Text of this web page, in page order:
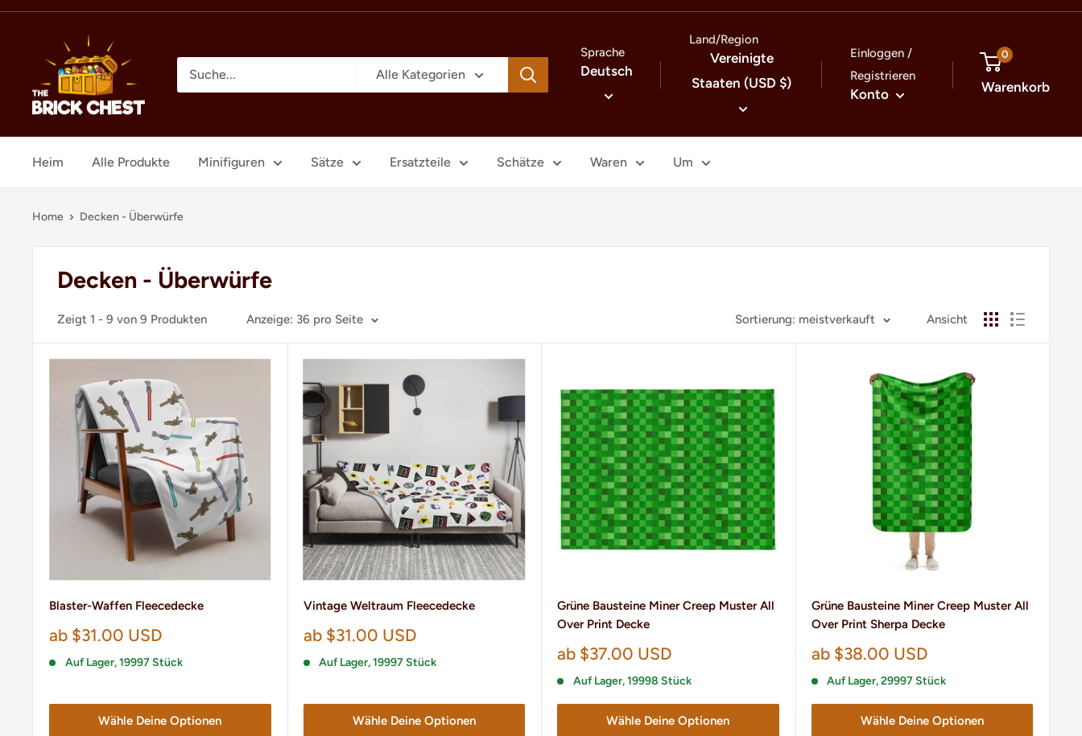
Direkt
Brick
Chest
Alle Kategorien
Sprache
Deutsch
Land/Region
Vereinigte
Staaten (USD $)
Einloggen /
Registrieren
Konto
0
Warenkorb
Heim Alle Produkte Minifiguren Sätze Ersatzteile Schätze Waren Um
Home Decken - Überwürfe
Decken - Überwürfe
Zeigt 1 - 9 von 9 Produkten Anzeige: 36 pro Seite Sortierung: meistverkauft Ansicht
Blaster-Waffen Fleecedecke
Sonderpreis
ab $31.00 USD
Auf Lager, 19997 Stück
Wähle Deine Optionen
Vintage Weltraum Fleecedecke
Sonderpreis
ab $31.00 USD
Auf Lager, 19997 Stück
Wähle Deine Optionen
Grüne Bausteine ​​Miner Creep Muster All
Over Print Decke
Sonderpreis
ab $37.00 USD
Auf Lager, 19998 Stück
Wähle Deine Optionen
Grüne Bausteine ​​Miner Creep Muster All
Over Print Sherpa Decke
Sonderpreis
ab $38.00 USD
Auf Lager, 29997 Stück
Wähle Deine Optionen